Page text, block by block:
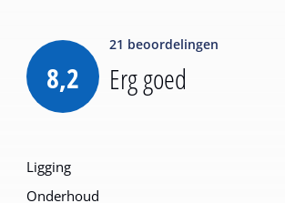
8,2
21 beoordelingen
Erg goed
Ligging
Onderhoud